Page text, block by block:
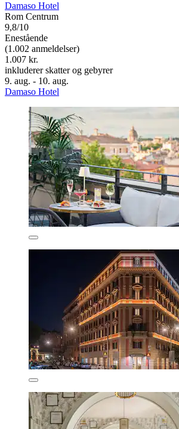
Damaso Hotel
Rom Centrum
9,8/10
Enestående
(1.002 anmeldelser)
1.007 kr.
inkluderer skatter og gebyrer
9. aug. - 10. aug.
Damaso Hotel